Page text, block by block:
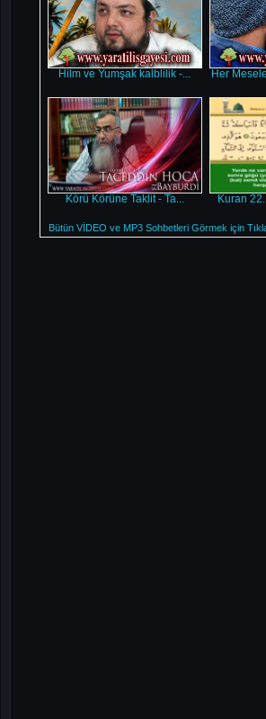
Hilm ve Yumşak kalblilik -... Her
Körü Körüne Taklit - Ta... Kuran
Bütün VİDEO ve MP3 Sohbetleri Görmek için